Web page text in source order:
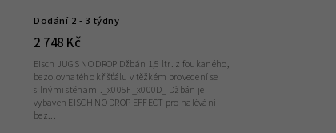
Dodání 2 - 3 týdny
2 748 Kč
Eisch JUGS NO DROP Džbán 1,5 ltr. z foukaného,
bezolovnatého křišťálu v těžkém provedení se
silnými stěnami._x005F_x000D_ Džbán je
vybaven EISCH NO DROP EFFECT pro nalévání
bez...